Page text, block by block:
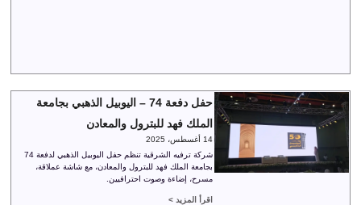
حفل دفعة 74 – اليوبيل الذهبي بجامعة
الملك فهد للبترول والمعادن
14 أغسطس، 2025
شركة ترفيه الشرقية تنظم حفل اليوبيل الذهبي لدفعة 74
بجامعة الملك فهد للبترول والمعادن، مع شاشة عملاقة،
مسرح، إضاءة وصوت احترافيين.
اقرأ المزيد >